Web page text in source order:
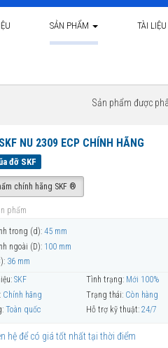
SẢN PHẨM TÀI LIỆU
Sản phẩm được
NU 2309 ECP CHÍNH HÃNG
đỡ SKF
chính hãng SKF ®
phẩm
trong (d): 45 mm
ngoài (D): 100 mm
36 mm
SKF Tình trạng: Mới 100%
Chính hãng Trạng thái: Còn hàng
Toàn quốc Hỗ trợ kỹ thuật: 24/7
hệ để có giá tốt nhất tại thời điểm